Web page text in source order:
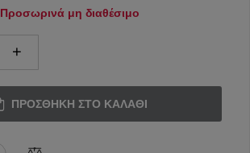
Προσωρινά μη διαθέσιμο
ΠΡΟΣΘΉΚΗ ΣΤΟ ΚΑΛΆΘΙ